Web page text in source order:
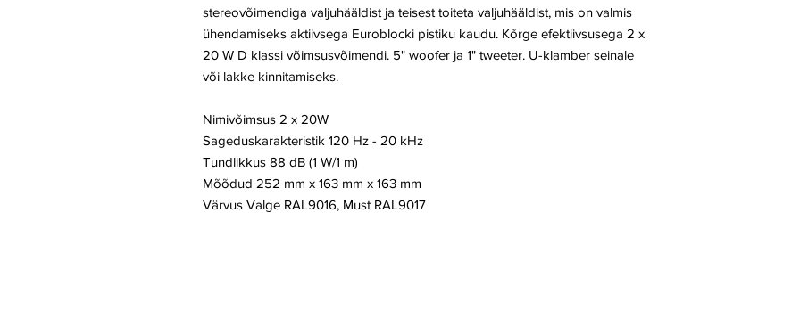
stereovõimendiga valjuhääldist ja teisest toiteta valjuhääldist, mis on valmis
ühendamiseks aktiivsega Euroblocki pistiku kaudu. Kõrge efektiivsusega 2 x
20 W D klassi võimsusvõimendi. 5" woofer ja 1" tweeter. U-klamber seinale
või lakke kinnitamiseks.
Nimivõimsus 2 x 20W
Sageduskarakteristik 120 Hz - 20 kHz
Tundlikkus 88 dB (1 W/1 m)
Mõõdud 252 mm x 163 mm x 163 mm
Värvus Valge RAL9016, Must RAL9017